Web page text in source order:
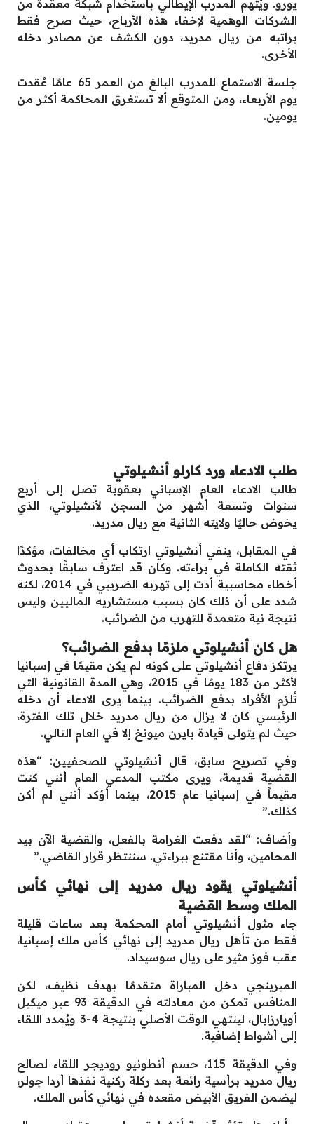
يورو. ويُتهم المدرب الإيطالي باستخدام شبكة معقدة من
الشركات الوهمية لإخفاء هذه الأرباح، حيث صرح فقط
براتبه من ريال مدريد، دون الكشف عن مصادر دخله
الأخرى.
جلسة الاستماع للمدرب البالغ من العمر 65 عامًا عُقدت
يوم الأربعاء، ومن المتوقع ألا تستغرق المحاكمة أكثر من
يومين.
طلب الادعاء ورد كارلو أنشيلوتي
طالب الادعاء العام الإسباني بعقوبة تصل إلى أربع
سنوات وتسعة أشهر من السجن لأنشيلوتي، الذي
يخوض حاليًا ولايته الثانية مع ريال مدريد.
في المقابل، ينفي أنشيلوتي ارتكاب أي مخالفات، مؤكدًا
ثقته الكاملة في براءته. وكان قد اعترف سابقًا بحدوث
أخطاء محاسبية أدت إلى تهربه الضريبي في 2014، لكنه
شدد على أن ذلك كان بسبب مستشاريه الماليين وليس
نتيجة نية متعمدة للتهرب من الضرائب.
هل كان أنشيلوتي ملزمًا بدفع الضرائب؟
يرتكز دفاع أنشيلوتي على كونه لم يكن مقيمًا في إسبانيا
لأكثر من 183 يومًا في 2015، وهي المدة القانونية التي
تُلزم الأفراد بدفع الضرائب. بينما يرى الادعاء أن دخله
الرئيسي كان لا يزال من ريال مدريد خلال تلك الفترة،
حيث لم يتولى قيادة بايرن ميونخ إلا في العام التالي.
وفي تصريح سابق، قال أنشيلوتي للصحفيين: “هذه
القضية قديمة، ويرى مكتب المدعي العام أنني كنت
مقيماً في إسبانيا عام 2015، بينما أؤكد أنني لم أكن
كذلك.”
وأضاف: “لقد دفعت الغرامة بالفعل، والقضية الآن بيد
المحامين، وأنا مقتنع ببراءتي. سننتظر قرار القاضي.”
أنشيلوتي يقود ريال مدريد إلى نهائي كأس
الملك وسط القضية
جاء مثول أنشيلوتي أمام المحكمة بعد ساعات قليلة
فقط من تأهل ريال مدريد إلى نهائي كأس ملك إسبانيا،
عقب فوز مثير على ريال سوسيداد.
الميرينجي دخل المباراة متقدمًا بهدف نظيف، لكن
المنافس تمكن من معادلته في الدقيقة 93 عبر ميكيل
أويارزابال، لينتهي الوقت الأصلي بنتيجة 4-3 ويُمدد اللقاء
إلى أشواط إضافية.
وفي الدقيقة 115، حسم أنطونيو روديجر اللقاء لصالح
ريال مدريد برأسية رائعة بعد ركلة ركنية نفذها أردا جولر،
ليضمن الفريق الأبيض مقعده في نهائي كأس الملك.